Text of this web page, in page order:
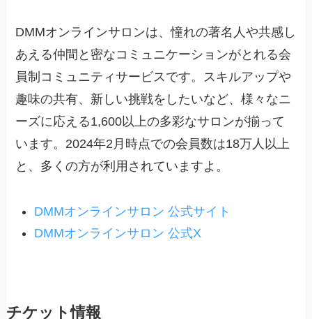
DMMオンラインサロンは、憧れの著名人や共感し
あえる仲間と密なコミュニケーションがとれる会
員制コミュニティサービスです。スキルアップや
趣味の共有、新しい挑戦をしたいなど、様々なニ
ーズに応える1,600以上の多彩なサロンが揃って
います。2024年2月時点での会員数は18万人以上
と、多くの方が利用されていますよ。
DMMオンラインサロン 公式サイト
DMMオンラインサロン 公式X
チケット情報